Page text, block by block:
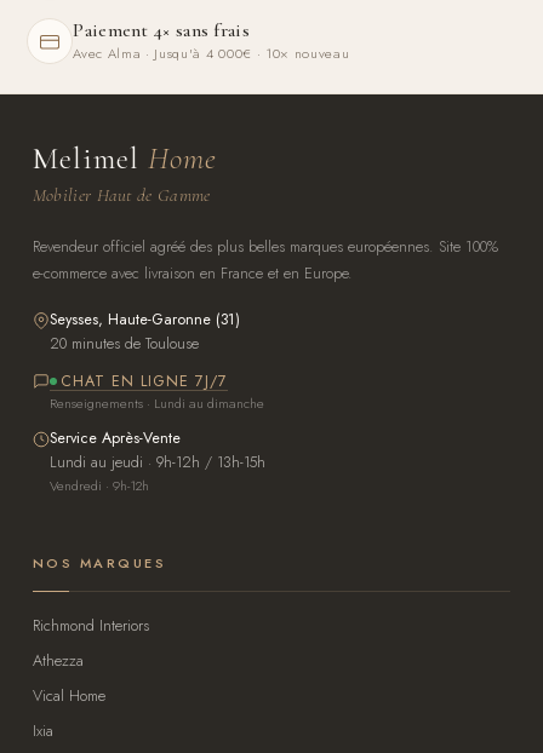
Paiement 4× sans frais
Avec Alma · Jusqu'à 4 000€ · 10× nouveau
Melimel Home
Mobilier Haut de Gamme
Revendeur officiel agréé des plus belles marques européennes. Site 100%
e-commerce avec livraison en France et en Europe.
Seysses, Haute-Garonne (31)
20 minutes de Toulouse
CHAT EN LIGNE 7J/7
Renseignements · Lundi au dimanche
Service Après-Vente
Lundi au jeudi · 9h-12h / 13h-15h
Vendredi · 9h-12h
NOS MARQUES
Richmond Interiors
Athezza
Vical Home
Ixia